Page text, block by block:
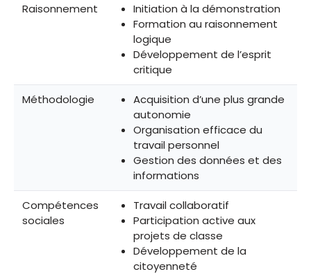
Raisonnement
Initiation à la démonstration
Formation au raisonnement
logique
Développement de l’esprit
critique
Méthodologie
Acquisition d’une plus grande
autonomie
Organisation efficace du
travail personnel
Gestion des données et des
informations
Compétences
sociales
Travail collaboratif
Participation active aux
projets de classe
Développement de la
citoyenneté